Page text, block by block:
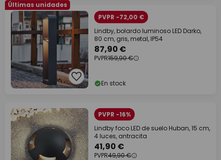
Últimas unidades
PVPR -72,00 €
Lindby, bolardo luminoso LED Darko,
80 cm, gris, metal, IP54
87,90 €
PVPR159,90 €
En stock
PVPR -16%
Lindby foco LED de suelo Huban, 15 cm,
4 luces, antracita
41,90 €
PVPR49,90 €